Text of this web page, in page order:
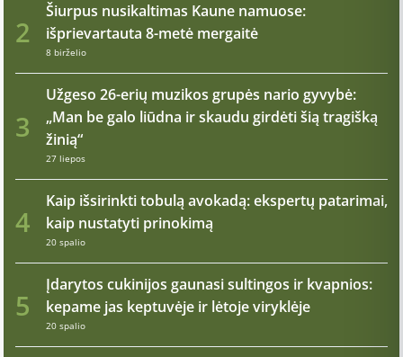
2
Šiurpus nusikaltimas Kaune namuose:
išprievartauta 8-metė mergaitė
8 birželio
3
Užgeso 26-erių muzikos grupės nario gyvybė:
„Man be galo liūdna ir skaudu girdėti šią tragišką
žinią“
27 liepos
4
Kaip išsirinkti tobulą avokadą: ekspertų patarimai,
kaip nustatyti prinokimą
20 spalio
5
Įdarytos cukinijos gaunasi sultingos ir kvapnios:
kepame jas keptuvėje ir lėtoje viryklėje
20 spalio